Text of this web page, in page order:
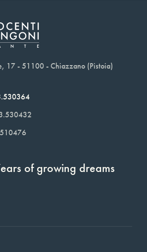
17 - 51100 - Chiazzano (Pistoia)
of growing dreams